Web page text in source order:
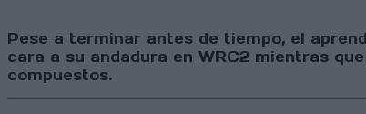
Pese a terminar antes de tiempo, el
cara a su andadura en WRC2 mientras
compuestos.